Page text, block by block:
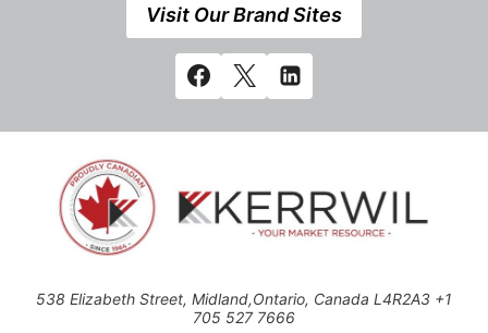
Visit Our Brand Sites
538 Elizabeth Street, Midland,Ontario, Canada L4R2A3 +1
705 527 7666